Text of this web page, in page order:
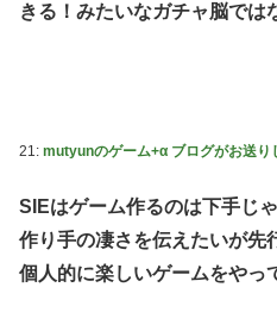
きる！みたいなガチャ脳では
21: mutyunのゲーム+α ブログがお送り
SIEはゲーム作るのは下手じ
作り手の凄さを伝えたいが先
個人的に楽しいゲームをやっ